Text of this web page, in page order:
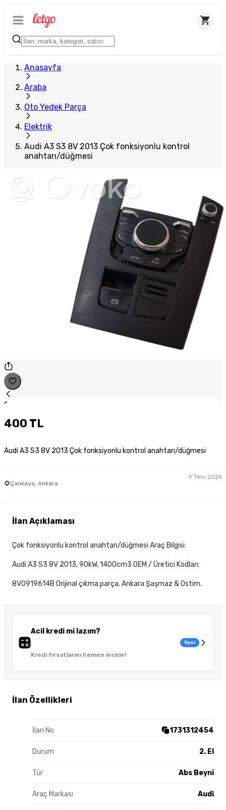
Anasayfa
Araba
Oto Yedek Parça
Elektrik
Audi A3 S3 8V 2013 Çok fonksiyonlu kontrol
anahtarı/düğmesi
1
Plus Satıcı
400 TL
Audi A3 S3 8V 2013 Çok fonksiyonlu kontrol anahtarı/düğmesi
Çankaya, Ankara
9 Tem 2026
Acil kredi mi lazım?
Kredi fırsatlarını hemen incele!
Yeni
İlan Özellikleri
İlan No 1731312454
Durum 2. El
Tür Abs Beyni
Araç Markası Audi
İlan Açıklaması
Çok fonksiyonlu kontrol anahtarı/düğmesi Araç Bilgisi:
Audi A3 S3 8V 2013, 90kW, 1400cm3 OEM / Üretici Kodları:
8V0919614B Orijinal çıkma parça. Ankara Şaşmaz & Ostim.